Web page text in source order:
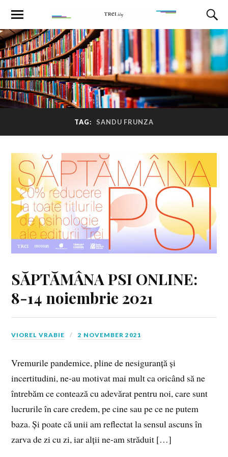
TAG: SANDU FRUNZA
SĂPTĂMÂNA PSI ONLINE:
8-14 noiembrie 2021
VIOREL VRABIE 2 NOVEMBER 2021
Vremurile pandemice, pline de nesiguranță și
incertitudini, ne-au motivat mai mult ca oricând să ne
întrebăm ce contează cu adevărat pentru noi, care sunt
lucrurile în care credem, pe cine sau pe ce ne putem
baza. Și poate că unii am reflectat la sensul ascuns în
zarva de zi cu zi, iar alții ne-am străduit […]